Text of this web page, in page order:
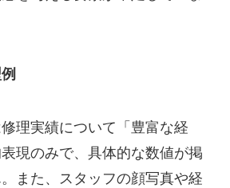
理実績について「豊富な経
現のみで、具体的な数値が掲
また、スタッフの顔写真や経